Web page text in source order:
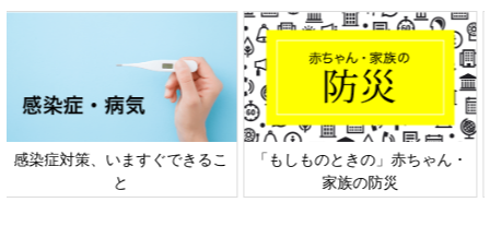
日本外来小児科学会リーフレッ
ト検討会
六星占術 細木かおりさんの人生
相談